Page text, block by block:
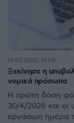
Ξεκίνησε η
νομικά πρόσωπα
Η πρώτη δόση
30/4/2026 και οι
εργάσιμη ημέρα
14.03.2025, 17:08